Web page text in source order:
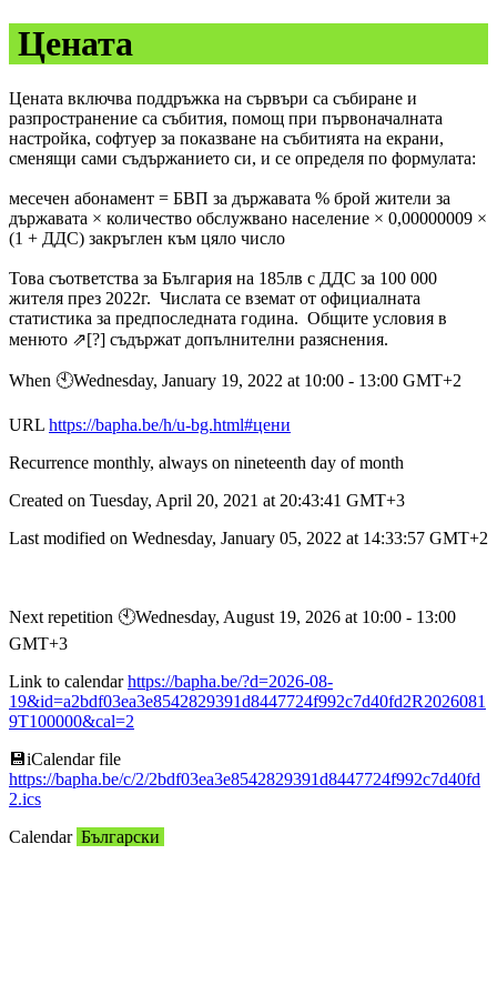
Цената
Цената включва поддръжка на сървъри са събиране и
разпространение са събития, помощ при първоначалната
настройка, софтуер за показване на събитията на екрани,
сменящи сами съдържанието си, и се определя по формулата:
месечен абонамент = БВП за държавата % брой жители за
държавата × количество обслужвано население × 0,00000009 ×
(1 + ДДС) закръглен към цяло число
Това съответства за България на 185лв с ДДС за 100 000
жителя през 2022г. Числата се вземат от официалната
статистика за предпоследната година. Общите условия в
менюто ⇗[?] съдържат допълнителни разяснения.
When 🕙︎Wednesday, January 19, 2022 at 10:00 - 13:00 GMT+2
URL https://bapha.be/h/u-bg.html#цени
Recurrence monthly, always on nineteenth day of month
Created on Tuesday, April 20, 2021 at 20:43:41 GMT+3
Last modified on Wednesday, January 05, 2022 at 14:33:57 GMT+2
Next repetition 🕙︎Wednesday, August 19, 2026 at 10:00 - 13:00
GMT+3
Link to calendarhttps://bapha.be/?d=2026-08-
19&id=a2bdf03ea3e8542829391d8447724f992c7d40fd2R2026081
9T100000&cal=2
💾︎iCalendar file
https://bapha.be/c/2/2bdf03ea3e8542829391d8447724f992c7d40fd
2.ics
Calendar Български